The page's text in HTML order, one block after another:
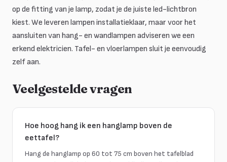
op de fitting van je lamp, zodat je de juiste led-lichtbron
kiest. We leveren lampen installatieklaar, maar voor het
aansluiten van hang- en wandlampen adviseren we een
erkend elektricien. Tafel- en vloerlampen sluit je eenvoudig
zelf aan.
Veelgestelde vragen
Hoe hoog hang ik een hanglamp boven de
eettafel?
Hang de hanglamp op 60 tot 75 cm boven het tafelblad